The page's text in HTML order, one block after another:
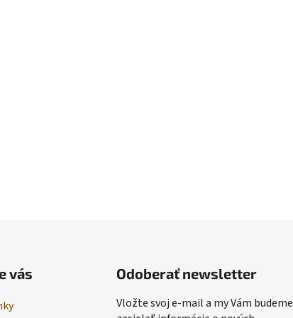
vás Odoberať newsletter
Vložte svoj e-mail a my Vám budeme